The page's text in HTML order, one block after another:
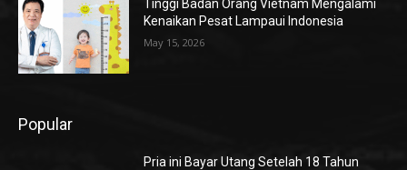
Tinggi Badan Orang Vietnam Mengalami
Kenaikan Pesat Lampaui Indonesia
May 15, 2026
Popular
Pria ini Bayar Utang Setelah 18 Tahun